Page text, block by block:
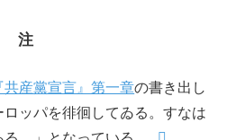
注
産黨宣言』第一章の書き出し
ッパを徘徊してゐる。すなは